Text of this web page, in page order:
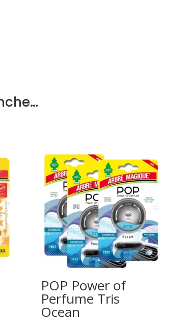
POP Power of
Perfume Tris
Ocean